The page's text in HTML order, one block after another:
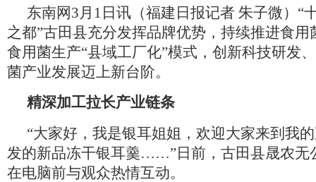
东南网3月1日讯（福建日报记者 朱子微）“
之都”古田县充分发挥品牌优势，持续推进食
食用菌生产“县域工厂化”模式，创新科技研发
菌产业发展迈上新台阶。
精深加工拉长产业链条
“大家好，我是银耳姐姐，欢迎大家来到我
发的新品冻干银耳羹……”日前，古田县晟农无
在电脑前与观众热情互动。